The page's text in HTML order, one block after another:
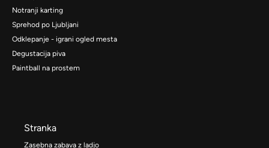
Notranji karting
Sprehod po Ljubljani
Odklepanje - igrani ogled mesta
Degustacija piva
Paintball na prostem
Stranka
Zasebna zabava z ladjo